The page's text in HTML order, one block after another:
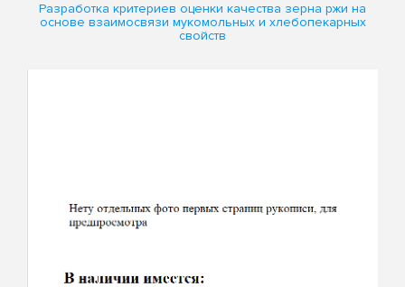
Разработка критериев оценки качества зерна ржи на
основе взаимосвязи мукомольных и хлебопекарных
свойств